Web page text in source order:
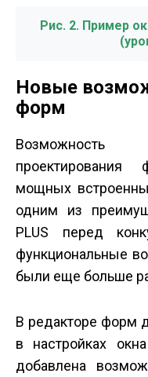
Рис. 2. Пример
Новые
форм
Возможность
мощных
одним из
PLUS перед
функциональные
были еще больше
В редакторе форм
в настройках
добавлена